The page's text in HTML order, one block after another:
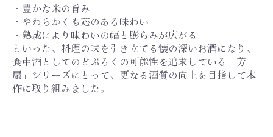
・豊かな米の旨み
・やわらかくも芯のある味わい
・熟成により味わいの幅と膨らみが広がる
といった、料理の味を引き立てる懐の深いお酒になり、
食中酒としてのどぶろくの可能性を追求している「芳
扇」シリーズにとって、更なる酒質の向上を目指して本
作に取り組みました。